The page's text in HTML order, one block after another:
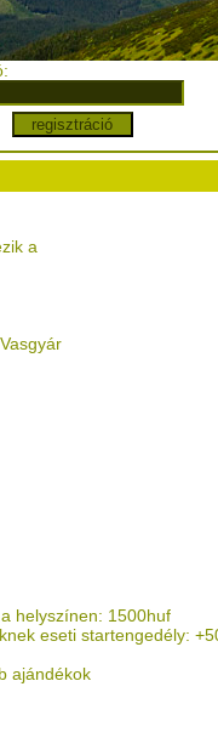
a
helyszínen: 1500huf
eseti startengedély:
ajándékok